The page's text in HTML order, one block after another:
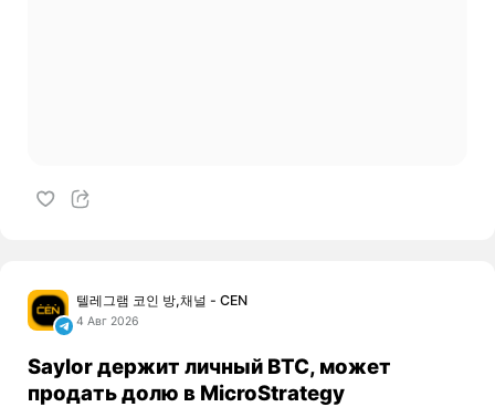
텔레그램 코인 방,채널 - CEN
4 Авг 2026
Saylor держит личный BTC, может
продать долю в MicroStrategy